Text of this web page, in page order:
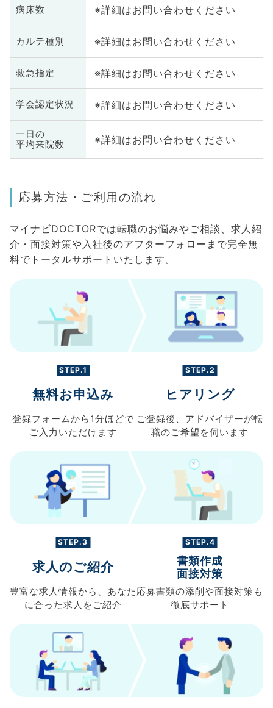
病床数 ※詳細はお問い合わせください
カルテ種別 ※詳細はお問い合わせください
救急指定 ※詳細はお問い合わせください
学会認定状況 ※詳細はお問い合わせください
一日の
平均来院数
※詳細はお問い合わせください
応募方法・ご利用の流れ
マイナビDOCTORでは転職のお悩みやご相談、求人紹
介・面接対策や入社後のアフターフォローまで完全無
料でトータルサポートいたします。
STEP.1
無料お申込み
登録フォームから 1分ほどで
ご入力 いただけます
STEP.2
ヒアリング
ご登録後、 アドバイザーが転
職のご希望を伺います
STEP.3
求人のご紹介
豊富な求人情報から、 あなた
に合った求人を ご紹介
STEP.4
書類作成
面接対策
応募書類の添削や面接対策も
徹底サポート